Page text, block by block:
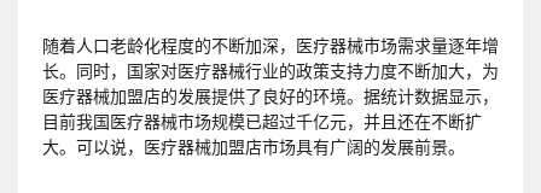
随着人口老龄化程度的不断加深，医疗器械市场需求量逐年增
长。同时，国家对医疗器械行业的政策支持力度不断加大，为
医疗器械加盟店的发展提供了良好的环境。据统计数据显示，
目前我国医疗器械市场规模已超过千亿元，并且还在不断扩
大。可以说，医疗器械加盟店市场具有广阔的发展前景。